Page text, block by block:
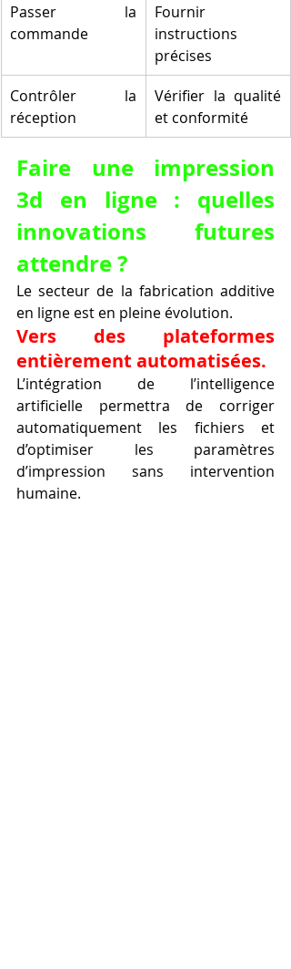
Passer la
commande
Fournir
instructions
précises
Contrôler la
réception
Vérifier la qualité
et conformité
Faire une impression
3d en ligne : quelles
innovations futures
attendre ?
Le secteur de la fabrication additive
en ligne est en pleine évolution.
Vers des plateformes
entièrement automatisées.
L’intégration de l’intelligence
artificielle permettra de corriger
automatiquement les fichiers et
d’optimiser les paramètres
d’impression sans intervention
humaine.